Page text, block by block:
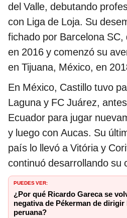
del Valle, debutando
con Liga de Loja. Su
fichado por Barcelona
en 2016 y comenzó su
en Tijuana, México, en
En México, Castillo tuvo
Laguna y FC Juárez,
Ecuador para jugar
y luego con Aucas. Su
país lo llevó a Vitória y
continuó desarrollando su
PUEDES VER:
¿Por qué Ricardo Gareca se
negativa de Pékerman de dirigir
peruana?